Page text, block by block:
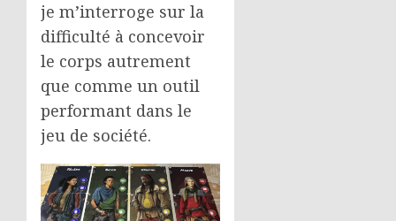
je m’interroge sur la
difficulté à concevoir
le corps autrement
que comme un outil
performant dans le
jeu de société.